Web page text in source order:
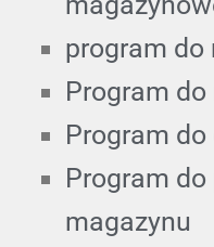
program do
Program
Program do
Program
magazynu